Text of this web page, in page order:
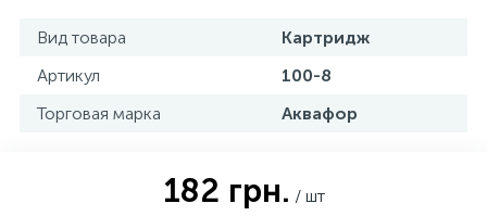
Вид товара
Картридж
Артикул
100-8
Торговая марка
Аквафор
182 грн. / шт